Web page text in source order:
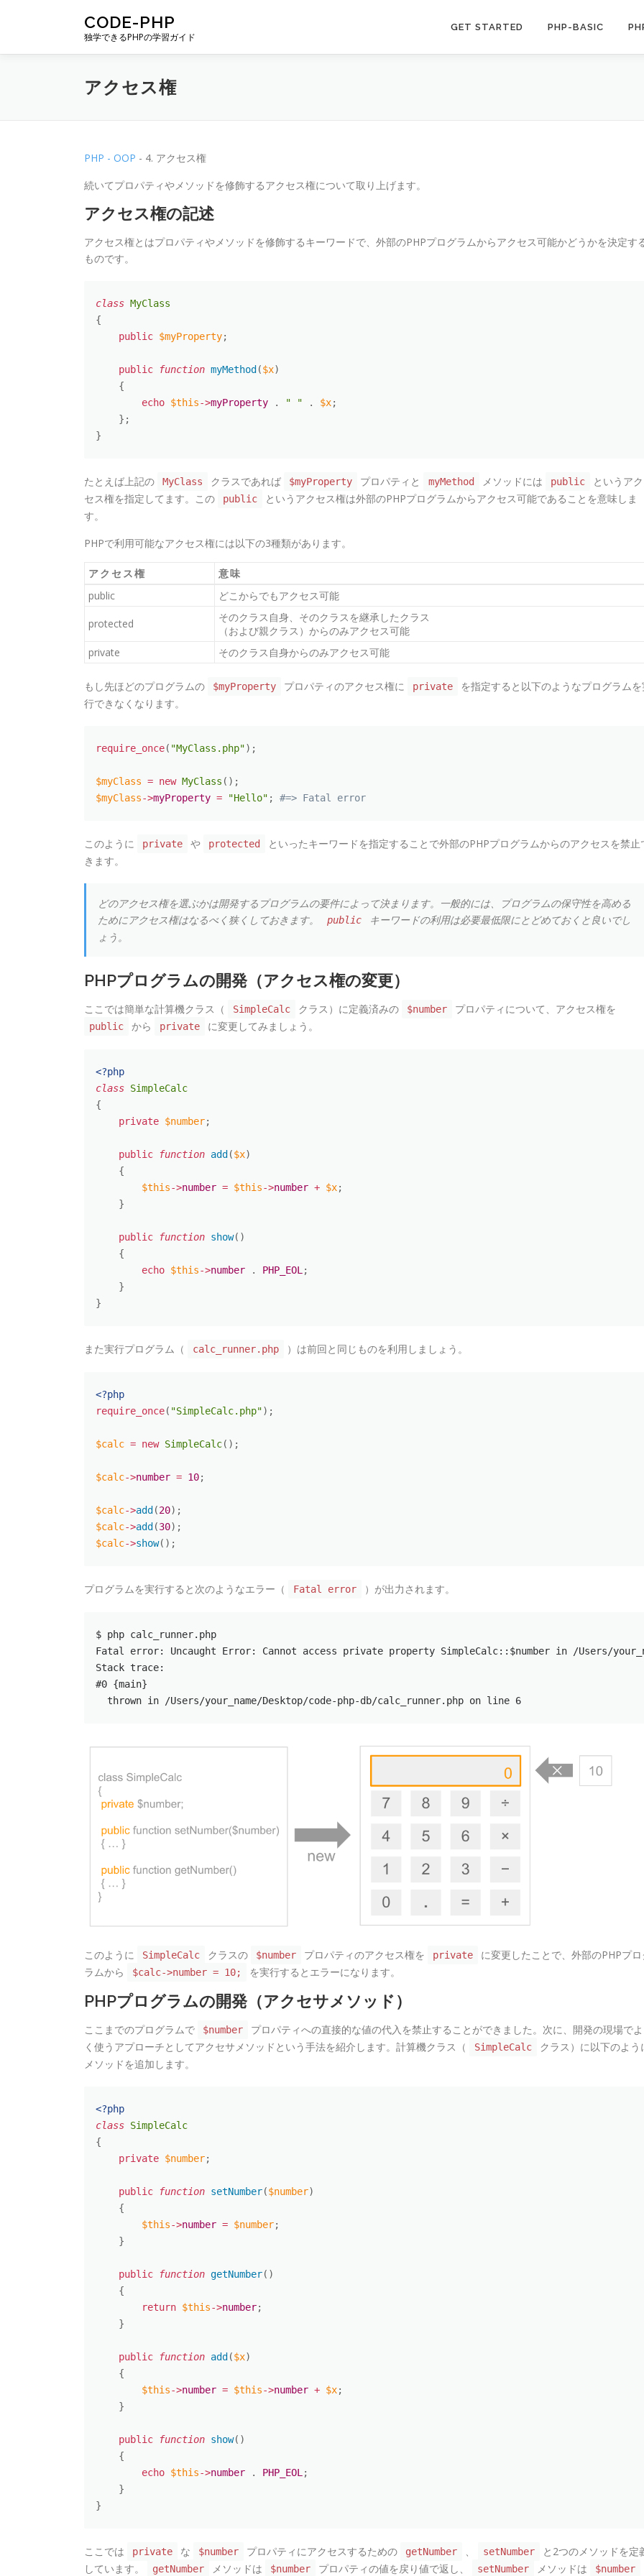
CODE-PHP
独学できるPHPの学習ガイド
GET STARTED PHP-BASIC
アクセス権
PHP - OOP - 4. アクセス権
続いてプロパティやメソッドを修飾するアクセス権について取り上げます。
アクセス権の記述
アクセス権とはプロパティやメソッドを修飾するキーワードで、外部のPHPプログラムからアクセス可能かどうかを決定す
ものです。
class MyClass
{
public $myProperty;
public function myMethod ($x)
{
echo $this->myProperty . " " . $x;
} ;
}
たとえば上記の MyClass クラスであれば $myProperty プロパティと myMethod メソッドには public
というアク
セス権を指定してます。この
public
というアクセス権は外部のPHPプログラムからアクセス可能であることを意味しま
す。
PHPで利用可能なアクセス権には以下の3種類があります。
アクセス権
意味
public
どこからでもアクセス可能
protected
そのクラス自身、そのクラスを継承したクラス
（および親クラス）からのみアクセス可能
private
そのクラス自身からのみアクセス可能
もし先ほどのプログラムの $myProperty プロパティのアクセス権に private
を指定すると以下のようなプログラム
行できなくなります。
require_once( "MyClass.php") ;
$myClass = new MyClass ( ) ;
$myClass->myProperty = "Hello" ; #=> Fatal error
このように private や protected
といったキーワードを指定することで外部のPHPプログラムからのアクセスを禁止
きます。
どのアクセス権を選ぶかは開発するプログラムの要件によって決まります。一般的には、プログラムの保守性を高める
ためにアクセス権はなるべく狭くしておきます。
public
キーワードの利用は必要最低限にとどめておくと良いでし
ょう。
PHPプログラムの開発（アクセス権の変更）
ここでは簡単な計算機クラス（ SimpleCalc クラス）に定義済みの $number プロパティについて、アクセス権を
public から private に変更してみましょう。
<?php
class SimpleCalc
{
private $number;
public function add ($x)
{
$this->number = $this->number + $x;
}
public function show( )
{
echo $this->number . PHP_EOL ;
}
}
また実行プログラム（ calc_runner.php ）は前回と同じものを利用しましょう。
<?php
require_once( "SimpleCalc.php") ;
$calc = new SimpleCalc( ) ;
$calc->number = 10;
$calc->add (20) ;
$calc->add (30) ;
$calc->show( ) ;
プログラムを実行すると次のようなエラー（ Fatal error ）が出力されます。
$ php calc_runner.php
Fatal error: Uncaught Error: Cannot access private property SimpleCalc::$number in /Users/
Stack trace:
#0 {main}
  thrown in /Users/your_name/Desktop/code-php-db/calc_runner.php on line 6
このように SimpleCalc クラスの $number プロパティのアクセス権を private
に変更したことで、外部のPHPプ
ラムから
$calc->number = 10; を実行するとエラーになります。
PHPプログラムの開発（アクセサメソッド）
ここまでのプログラムで $number
プロパティへの直接的な値の代入を禁止することができました。次に、開発の現場でよ
く使うアプローチとしてアクセサメソッドという手法を紹介します。計算機クラス（
SimpleCalc
クラス）に以下のよう
メソッドを追加します。
<?php
class SimpleCalc
{
private $number;
public function setNumber($number)
{
$this->number = $number;
}
public function getNumber( )
{
return $this->number;
}
public function add ($x)
{
$this->number = $this->number + $x;
}
public function show( )
{
echo $this->number . PHP_EOL;
}
}
ここでは private な $number プロパティにアクセスするための getNumber 、 setNumber
と2つのメソッドを定
しています。
getNumber メソッドは $number プロパティの値を戻り値で返し、 setNumber メソッドは $number